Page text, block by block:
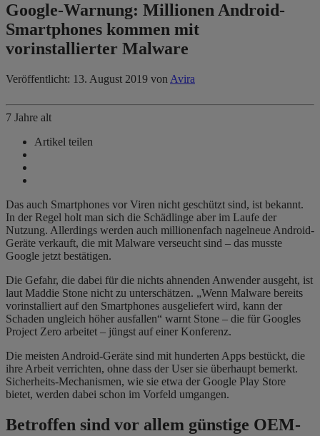
Google-Warnung: Millionen Android-
Smartphones kommen mit
vorinstallierter Malware
Veröffentlicht: 13. August 2019 von Avira
7 Jahre alt
Artikel teilen
Das auch Smartphones vor Viren nicht geschützt sind, ist bekannt.
In der Regel holt man sich die Schädlinge aber im Laufe der
Nutzung. Allerdings werden auch millionenfach nagelneue Android-
Geräte verkauft, die mit Malware verseucht sind – das musste
Google jetzt bestätigen.
Die Gefahr, die dabei für die nichts ahnenden Anwender ausgeht, ist
laut Maddie Stone nicht zu unterschätzen. „Wenn Malware bereits
vorinstalliert auf den Smartphones ausgeliefert wird, kann der
Schaden ungleich höher ausfallen“ warnt Stone – die für Googles
Project Zero arbeitet – jüngst auf einer Konferenz.
Die meisten Android-Geräte sind mit hunderten Apps bestückt, die
ihre Arbeit verrichten, ohne dass der User sie überhaupt bemerkt.
Sicherheits-Mechanismen, wie sie etwa der Google Play Store
bietet, werden dabei schon im Vorfeld umgangen.
Betroffen sind vor allem günstige OEM-